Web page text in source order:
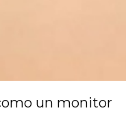
un monitor